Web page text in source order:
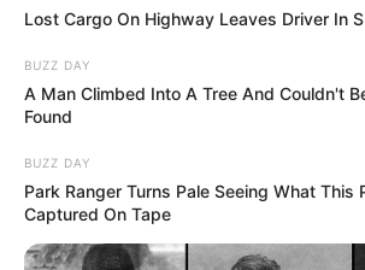
Lost Cargo On Highway Leaves Driver In
BUZZ DAY
A Man Climbed Into A Tree And Couldn't
Found
BUZZ DAY
Park Ranger Turns Pale Seeing What This
Captured On Tape